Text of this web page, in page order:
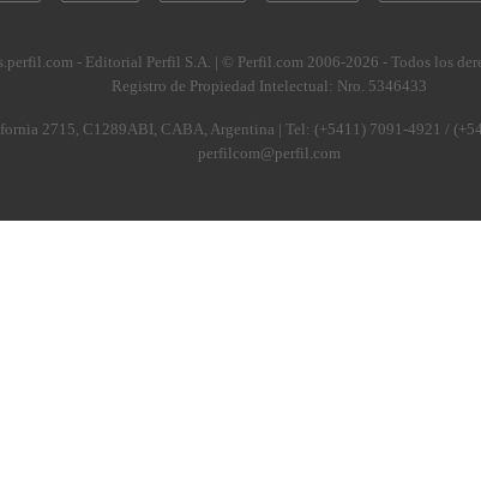
- Editorial Perfil S.A. | © Perfil.com 2006-2026 - Todos los
Registro de Propiedad Intelectual: Nro. 5346433
2715, C1289ABI, CABA, Argentina | Tel: (+5411) 7091-4921 /
perfilcom@perfil.com